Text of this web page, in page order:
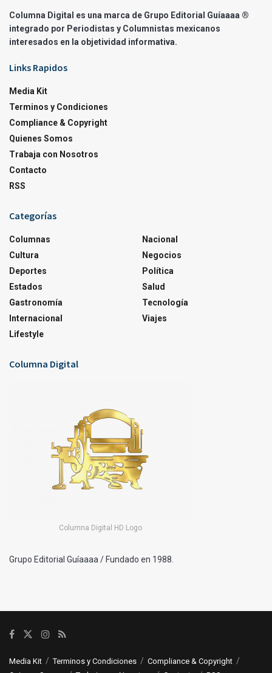
Columna Digital es una marca de Grupo Editorial Guíaaaa ®
integrado por Periodistas y Columnistas mexicanos
interesados en la objetividad informativa.
Links Rapidos
Media Kit
Terminos y Condiciones
Compliance & Copyright
Quienes Somos
Trabaja con Nosotros
Contacto
RSS
Categorías
Columnas
Cultura
Deportes
Estados
Gastronomía
Internacional
Lifestyle
Nacional
Negocios
Política
Salud
Tecnología
Viajes
Columna Digital
Columna Digital HD Logo
Grupo Editorial Guíaaaa / Fundado en 1988.
Media Kit Terminos y Condiciones
Compliance & Copyright